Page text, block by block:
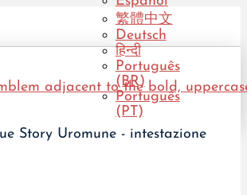
繁體中文
Deutsch
हिन्दी
Português
(BR)
Português
(PT)